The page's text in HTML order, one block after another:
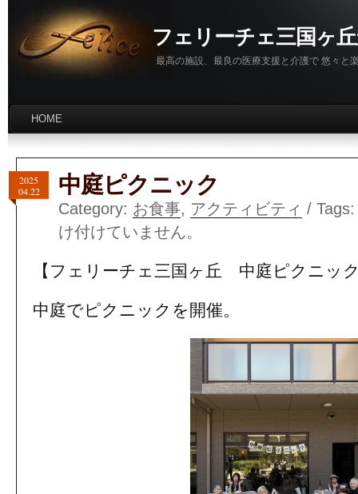
フェリーチェ三国ヶ
最高の施設、最良の医療支援と介護で 悠々と
HOME
2025
04.22
中庭ピクニック
Category: お食事, アクティビティ /
け付けていません。
【フェリーチェ三国ヶ丘 中庭ピクニッ
中庭でピクニックを開催。